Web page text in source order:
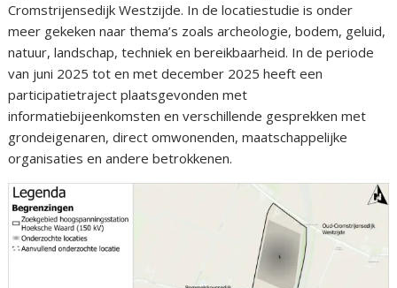
Cromstrijensedijk Westzijde. In de locatiestudie is onder
meer gekeken naar thema’s zoals archeologie, bodem, geluid,
natuur, landschap, techniek en bereikbaarheid. In de periode
van juni 2025 tot en met december 2025 heeft een
participatietraject plaatsgevonden met
informatiebijeenkomsten en verschillende gesprekken met
grondeigenaren, direct omwonenden, maatschappelijke
organisaties en andere betrokkenen.